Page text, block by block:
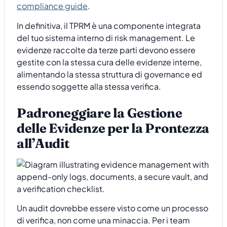
compliance guide.
In definitiva, il TPRM è una componente integrata
del tuo sistema interno di risk management. Le
evidenze raccolte da terze parti devono essere
gestite con la stessa cura delle evidenze interne,
alimentando la stessa struttura di governance ed
essendo soggette alla stessa verifica.
Padroneggiare la Gestione
delle Evidenze per la Prontezza
all’Audit
Un audit dovrebbe essere visto come un processo
di verifica, non come una minaccia. Per i team